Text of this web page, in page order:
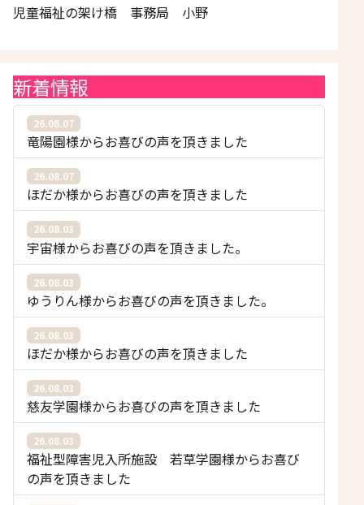
児童福祉の架け橋 事務局 小野
新着情報
26.08.07
竜陽園様からお喜びの声を頂きました
26.08.07
ほだか様からお喜びの声を頂きました
26.08.03
宇宙様からお喜びの声を頂きました。
26.08.03
ゆうりん様からお喜びの声を頂きました。
26.08.03
ほだか様からお喜びの声を頂きました
26.08.03
慈友学園様からお喜びの声を頂きました
26.08.03
福祉型障害児入所施設 若草学園様からお喜び
の声を頂きました